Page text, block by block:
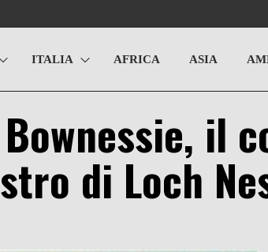
ITALIA AFRICA ASIA
il
di Loch